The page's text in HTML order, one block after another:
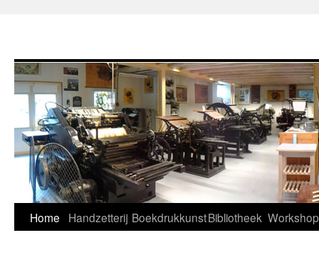
Home Handzetterij BoekdrukkunstBibliotheek